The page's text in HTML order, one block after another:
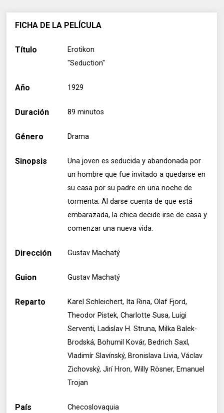
FICHA DE LA PELÍCULA
Título
Erotikon
"Seduction"
Año 1929
Duración 89 minutos
Género Drama
Sinopsis
Una joven es seducida y abandonada por
un hombre que fue invitado a quedarse en
su casa por su padre en una noche de
tormenta. Al darse cuenta de que está
embarazada, la chica decide irse de casa y
comenzar una nueva vida.
Dirección Gustav Machatý
Guion Gustav Machatý
Reparto
Karel Schleichert, Ita Rina, Olaf Fjord,
Theodor Pistek, Charlotte Susa, Luigi
Serventi, Ladislav H. Struna, Milka Balek-
Brodská, Bohumil Kovár, Bedrich Saxl,
Vladimír Slavínský, Bronislava Livia, Václav
Zichovský, Jirí Hron, Willy Rösner, Emanuel
Trojan
País Checoslovaquia